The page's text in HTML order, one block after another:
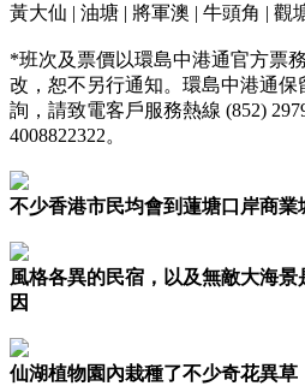
黃大仙 | 油塘 | 將軍澳 | 牛頭角 | 觀
*班次及票價以環島中港通官方票
改，恕不另行通知。環島中港通
詢，請致電客戶服務熱線 (852)
4008822322。
不少香港市民均會到蓮塘口岸商業
風格各異的民宿，以及無敵大海
因
仙湖植物園內栽種了不少奇花異草